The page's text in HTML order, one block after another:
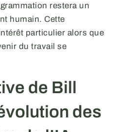
restera un
humain. Cette
particulier alors que
du travail se
de Bill
des